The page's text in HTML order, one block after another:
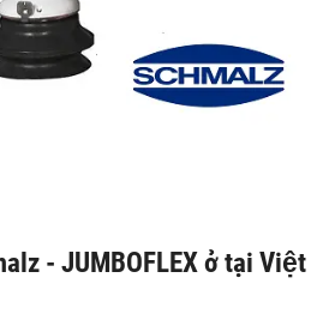
- JUMBOFLEX ở tại Việt